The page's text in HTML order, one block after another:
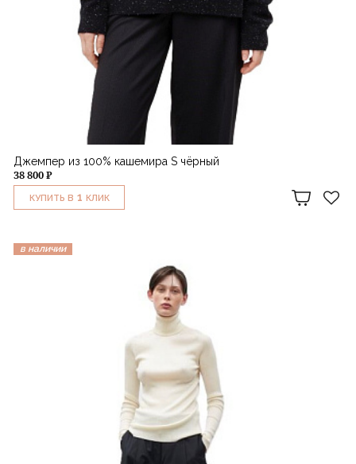
Джемпер из 100% кашемира S чёрный
38 800 ₽
КУПИТЬ В 1 КЛИК
в наличии